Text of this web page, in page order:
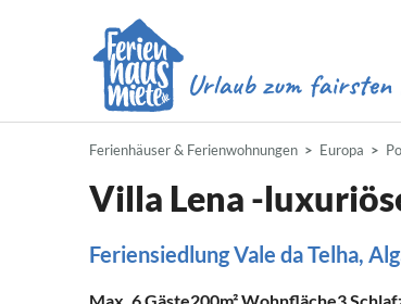
Ferienhäuser & Ferienwohnungen Europa
Villa Lena -
Feriensiedlung Vale da Telha,